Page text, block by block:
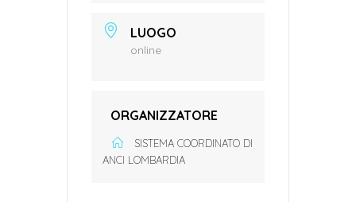
LUOGO
online
ORGANIZZATORE
SISTEMA COORDINATO DI
ANCI LOMBARDIA